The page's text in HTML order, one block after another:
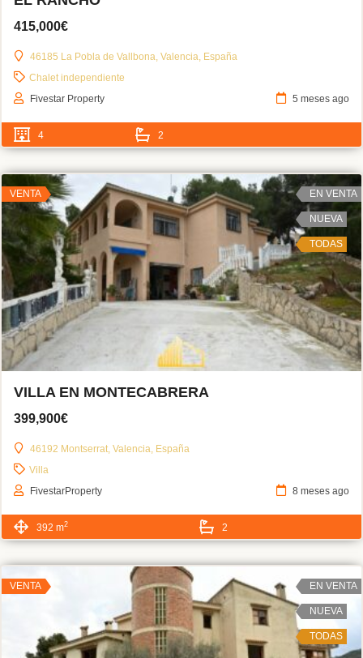
415,000€
46185 La Pobla de Vallbona, Valencia, España
Chalet independiente
Fivestar Property
5 meses ago
4 2
VENTA EN VENTA
NUEVA
TODAS
VILLA EN MONTECABRERA
399,900€
46192 Montserrat, Valencia, España
Villa
FivestarProperty
8 meses ago
392 m2 2
VENTA EN VENTA
NUEVA
TODAS